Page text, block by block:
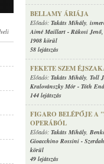
BELLAMY ÁRIÁJA
Előadó: Takáts Mihály,
Aimé Maillart - Rákosi Jenő,
1908 körül
58 lejátszás
FEKETE SZEM
Előadó: Takáts Mihály, Toll
Kralovánszky Mór - Tóth
144 lejátszás
FIGARO BELÉPŐJE A
OPERÁBÓL
Előadó: Takáts Mihály,
Gioacchino Rossini -
körül
49 lejátszás